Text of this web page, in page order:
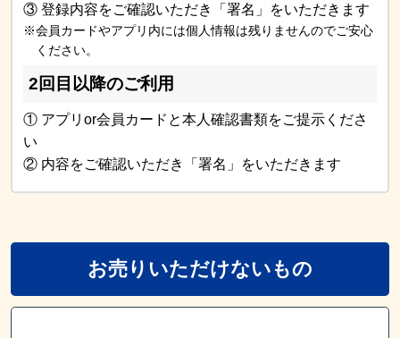
③ 登録内容をご確認いただき「署名」をいただきます
※会員カードやアプリ内には個人情報は残りませんのでご安心
ください。
2回目以降のご利用
① アプリor会員カードと本人確認書類をご提示くださ
い
② 内容をご確認いただき「署名」をいただきます
お売りいただけないもの